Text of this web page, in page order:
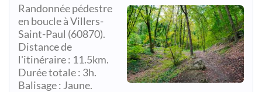
Randonnée pédestre
en boucle à Villers-
Saint-Paul (60870).
Distance de
l'itinéraire : 11.5km.
Durée totale : 3h.
Balisage : Jaune.